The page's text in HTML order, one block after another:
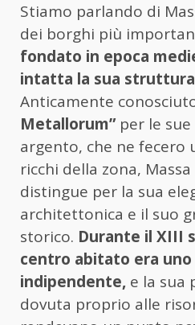
Stiamo parlando di
dei borghi più
fondato in epoca
intatta la sua
Anticamente
Metallorum”per le sue
argento, che ne fecero
ricchi della zona,
distingue per la sua
architettonica e il suo
storico. Durante il XIII
centro abitato era
indipendente, e la sua
dovuta proprio alle